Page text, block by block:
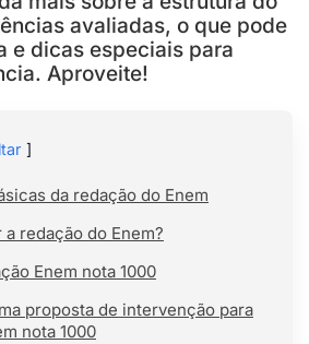
avaliadas, o que pode
e dicas especiais para
Aproveite!
da redação do Enem
redação do Enem?
Enem nota 1000
proposta de intervenção para
nota 1000